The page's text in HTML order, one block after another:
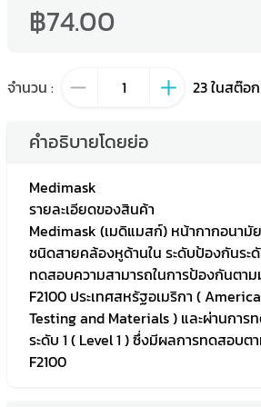
฿74.00
จำนวน : 23ในสต๊อก
คำอธิบายโดยย่อ
Medimask
รายละเอียดของสินค้า
Medimask (เมดิแมสก์) หน้ากากอนามั
ชนิดสายคล้องหูด้านใน ระดับป้องกันระ
ทดสอบความสามารถในการป้องกันตาม
F2100 ประเทศสหรัฐอเมริกา (
Testing and Materials ) และผ่านการ
ระดับ 1 ( Level 1 ) ซึ่งมีผลการทดสอบต
F2100